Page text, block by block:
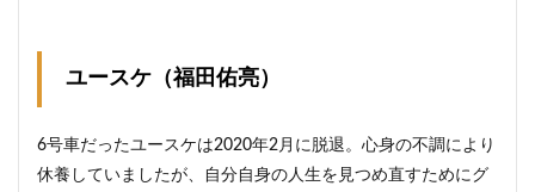
ユースケ（福田佑亮）
6号車だったユースケは2020年2月に脱退。心身の不調により
休養していましたが、自分自身の人生を見つめ直すためにグ